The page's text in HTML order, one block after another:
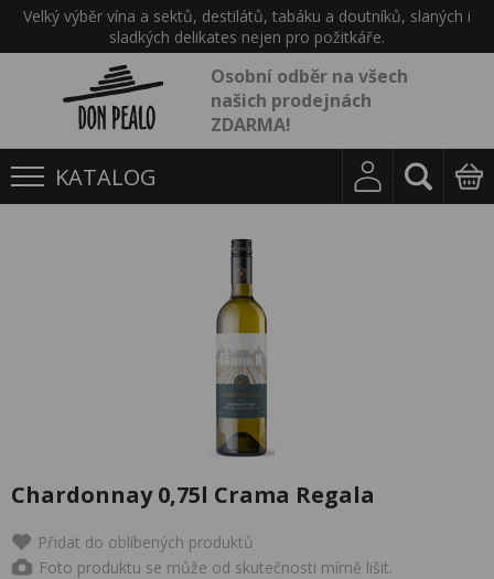
Velký výběr vína a sektů, destilátů, tabáku a doutníků, slaných i
sladkých delikates nejen pro požitkáře.
Osobní odběr na všech
našich prodejnách
ZDARMA!
KATALOG
Chardonnay 0,75l Crama Regala
Přidat do oblíbených produktů
Foto produktu se může od skutečnosti mírně lišit.